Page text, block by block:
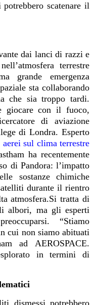
scatenare il
dai lanci di razzi e
terrestre
grande emergenza
sta collaborando
che sia troppo tardi.
giocare con il fuoco,
di aviazione
di Londra. Esperto
sul clima terrestre
ha recentemente
di Pandora: l’impatto
sostanze chimiche
durante il rientro
atmosfera.Si tratta di
albori, ma gli esperti
“Stiamo
cui non siamo abituati
ad AEROSPACE.
in termini di